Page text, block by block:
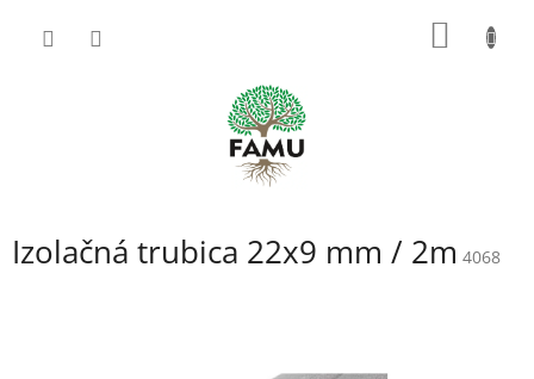
Izolačná trubica 22x9 mm / 2m 4068